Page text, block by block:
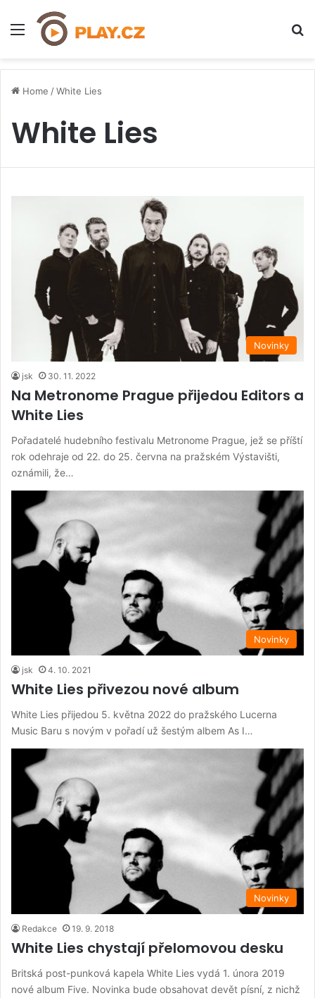
Menu
Home /White Lies
White Lies
Novinky
jsk 30. 11. 2022
Na Metronome Prague přijedou Editors a
White Lies
Pořadatelé hudebního festivalu Metronome Prague, jež se příští
rok odehraje od 22. do 25. června na pražském Výstavišti,
oznámili, že…
Novinky
jsk 4. 10. 2021
White Lies přivezou nové album
White Lies přijedou 5. května 2022 do pražského Lucerna
Music Baru s novým v pořadí už šestým albem As I…
Novinky
Redakce 19. 9. 2018
White Lies chystají přelomovou desku
Britská post-punková kapela White Lies vydá 1. února 2019
nové album Five. Novinka bude obsahovat devět písní, z nichž